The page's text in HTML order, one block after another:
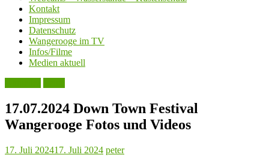
Kontakt
Impressum
Datenschutz
Wangerooge im TV
Infos/Filme
Medien aktuell
17.07.2024 Down Town Festival
Wangerooge Fotos und Videos
17. Juli 202417. Juli 2024 peter